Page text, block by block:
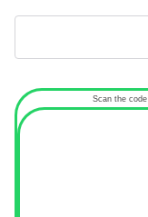
Scan the code